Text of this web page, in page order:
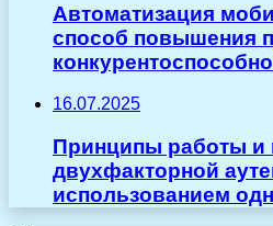
Автоматизация
способ повышения
16.07.2025
Принципы работы и
двухфакторной
использованием